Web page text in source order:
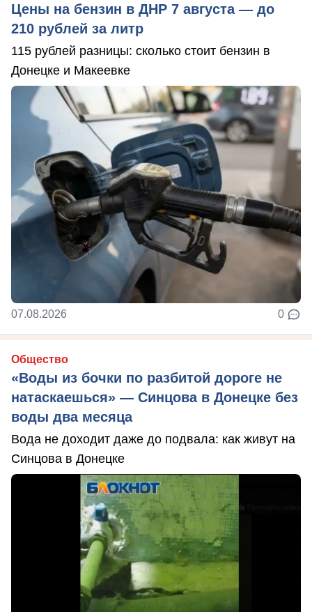
Цены на бензин в ДНР 7 августа — до
210 рублей за литр
115 рублей разницы: сколько стоит бензин в
Донецке и Макеевке
07.08.2026 0
Общество
«Воды из бочки по разбитой дороге не
натаскаешься» — Синцова в Донецке без
воды два месяца
Вода не доходит даже до подвала: как живут на
Синцова в Донецке